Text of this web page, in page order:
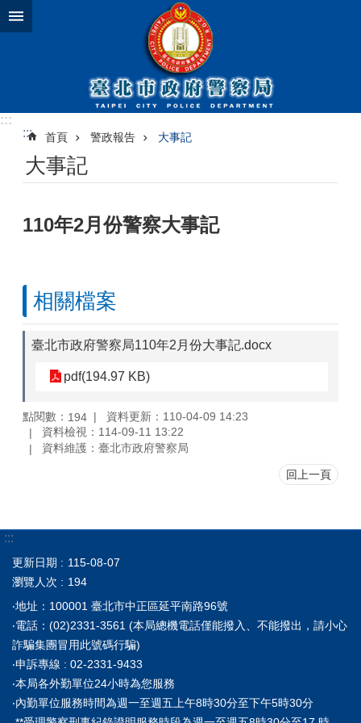
跳到主要內容區塊
:::
:::
首頁 警政報告 大事記
大事記
110年2月份警察大事記
相關檔案
臺北市政府警察局110年2月份大事記.docx
pdf(194.97 KB)
點閱數： 194
資料更新：110-04-09 14:23
資料檢視：114-09-11 13:22
資料維護：臺北市政府警察局
回上一頁
:::
更新日期
115-08-07
瀏覽人次
194
‧地址：100001 臺北市中正區延平南路96號
‧電話：(02)2331-3561 (本局總機電話僅能撥入、不能撥出，請小心
詐騙集團冒用此號碼行騙)
‧申訴專線 : 02-2331-9433
‧本局各外勤單位24小時為您服務
‧內勤單位服務時間為週一至週五上午8時30分至下午5時30分